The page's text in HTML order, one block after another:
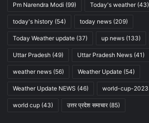
Pm Narendra Modi (99) Today's weather(43)
today's history (54) today news (209)
Today Weather update (37) up news (133)
Uttar Pradesh (49) Uttar Pradesh News (41)
weather news (56) Weather Update (54)
Weather Update NEWS (46) world-cup-2023
world cup (43) उत्तर प्रदेश समाचार(85)